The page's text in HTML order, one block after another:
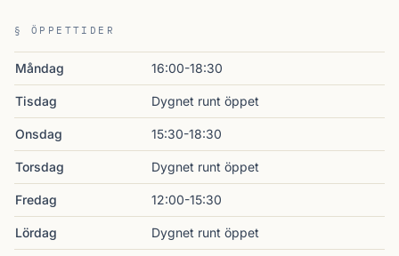
§ ÖPPETTIDER
Måndag 16:00-18:30
Tisdag Dygnet runt öppet
Onsdag 15:30-18:30
Torsdag Dygnet runt öppet
Fredag 12:00-15:30
Lördag Dygnet runt öppet